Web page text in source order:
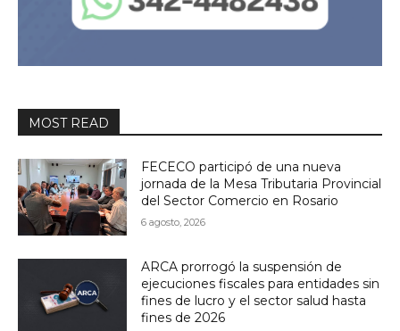
MOST READ
FECECO participó de una nueva
jornada de la Mesa Tributaria Provincial
del Sector Comercio en Rosario
6 agosto, 2026
ARCA prorrogó la suspensión de
ejecuciones fiscales para entidades sin
fines de lucro y el sector salud hasta
fines de 2026